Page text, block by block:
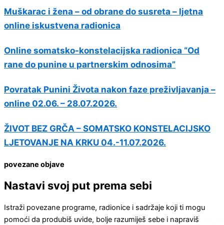
Muškarac i žena – od obrane do susreta – ljetna
online iskustvena radionica
Online somatsko-konstelacijska radionica “Od
rane do punine u partnerskim odnosima”
Povratak Punini Života nakon faze preživljavanja –
online 02.06. – 28.07.2026.
ŽIVOT BEZ GRČA – SOMATSKO KONSTELACIJSKO
LJETOVANJE NA KRKU 04.-11.07.2026.
povezane objave
Nastavi svoj put prema sebi
Istraži povezane programe, radionice i sadržaje koji ti mogu
pomoći da produbiš uvide, bolje razumiješ sebe i napraviš